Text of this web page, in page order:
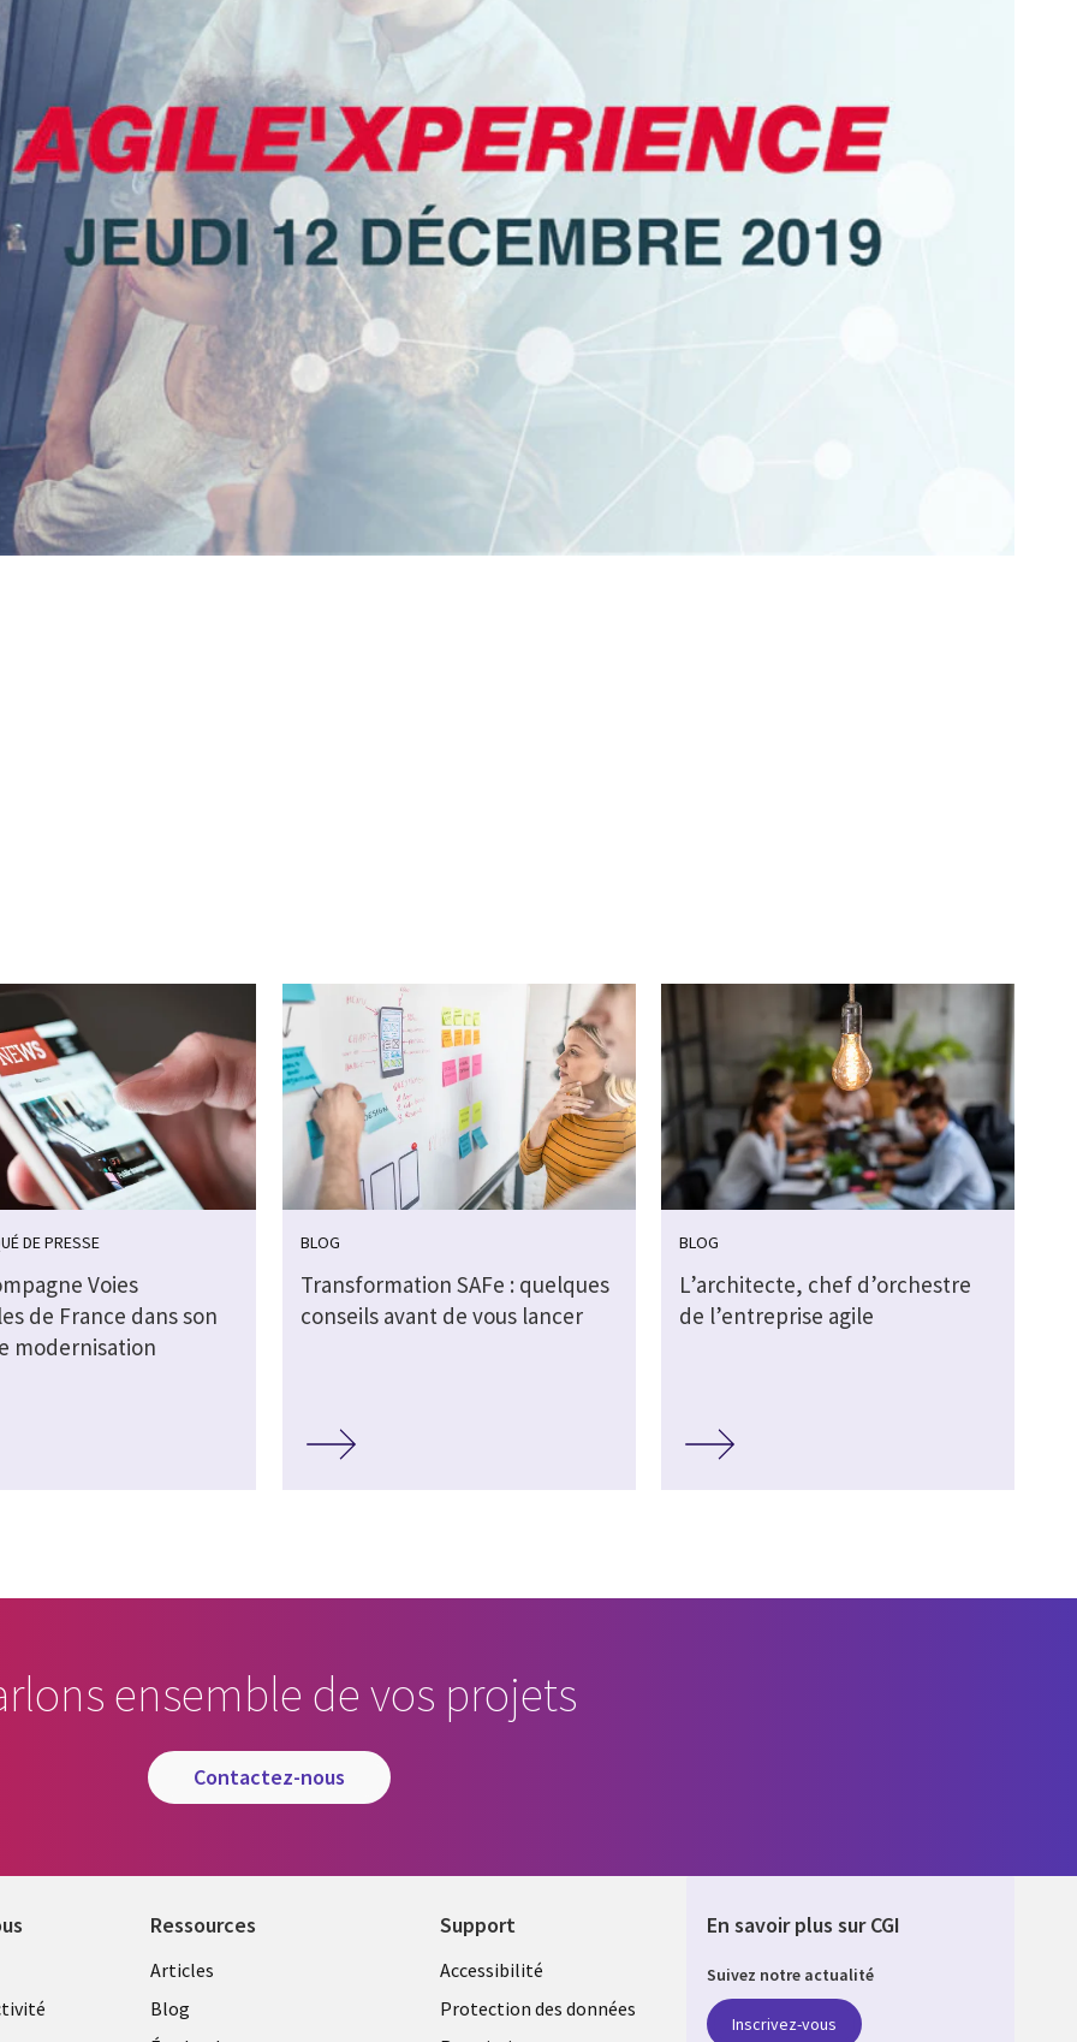
on Print
DE PRESSE
Voies
de France dans son
modernisation
BLOG
Transformation SAFe : quelques
conseils avant de vous lancer
BLOG
L’architecte, chef d’orchestre
de l’entreprise agile
ensemble de vos projets
contactez-nous
Ressources
Library
Links
Articles
Blog
Support
Legal
FRANCE
Accessibilité
Protection des données
En savoir plus sur CGI
Suivez notre actualité
Inscrivez-vous